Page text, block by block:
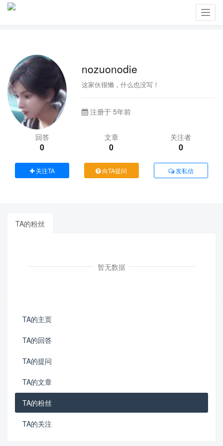
nozuonodie
这家伙很懒，什么也没写！
注册于 5年前
回答
0
文章
0
关注者
0
关注TA 向TA提问 发私信
TA的粉丝
暂无数据
TA的主页
TA的回答
TA的提问
TA的文章
TA的粉丝
TA的关注